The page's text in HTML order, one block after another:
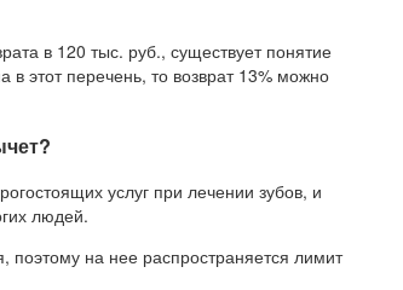
в 120 тыс. руб., существует понятие
в этот перечень, то возврат 13% можно
услуг при лечении зубов, и
людей.
поэтому на нее распространяется лимит